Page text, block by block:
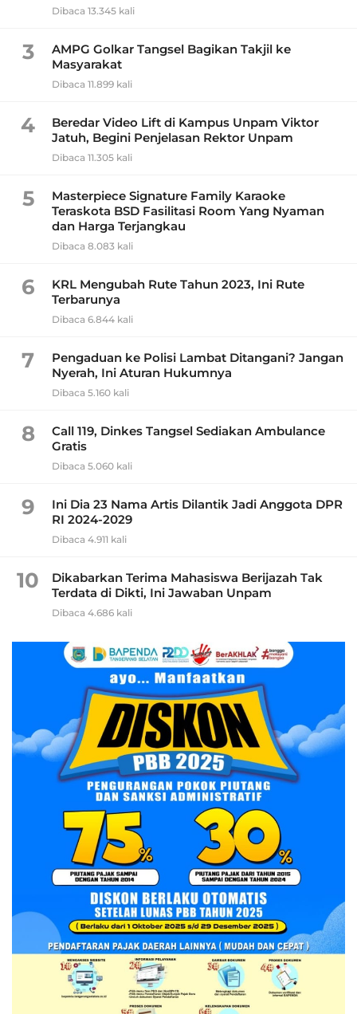
Dibaca 13.345 kali
3
AMPG Golkar Tangsel Bagikan Takjil ke
Masyarakat
Dibaca 11.899 kali
4
Beredar Video Lift di Kampus Unpam Viktor
Jatuh, Begini Penjelasan Rektor Unpam
Dibaca 11.305 kali
5
Masterpiece Signature Family Karaoke
Teraskota BSD Fasilitasi Room Yang Nyaman
dan Harga Terjangkau
Dibaca 8.083 kali
6
KRL Mengubah Rute Tahun 2023, Ini Rute
Terbarunya
Dibaca 6.844 kali
7
Pengaduan ke Polisi Lambat Ditangani? Jangan
Nyerah, Ini Aturan Hukumnya
Dibaca 5.160 kali
8
Call 119, Dinkes Tangsel Sediakan Ambulance
Gratis
Dibaca 5.060 kali
9
Ini Dia 23 Nama Artis Dilantik Jadi Anggota DPR
RI 2024-2029
Dibaca 4.911 kali
10
Dikabarkan Terima Mahasiswa Berijazah Tak
Terdata di Dikti, Ini Jawaban Unpam
Dibaca 4.686 kali